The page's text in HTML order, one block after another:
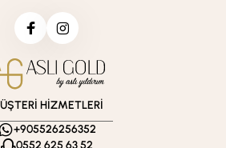
HİZMETLERİ
+905526256352
0552 625 63 52